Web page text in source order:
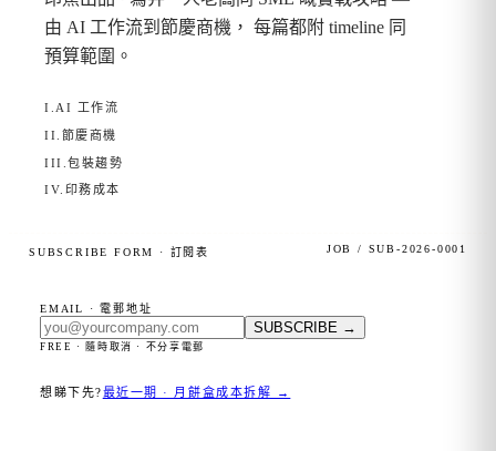
由 AI 工作流到節慶商機， 每篇都附 timeline 同
預算範圍。
I. AI 工作流
II. 節慶商機
III.包裝趨勢
IV. 印務成本
SUBSCRIBE FORM · 訂閱表 JOB / SUB-2026-0001
EMAIL · 電郵地址
SUBSCRIBE →
FREE · 隨時取消 · 不分享電郵
想睇下先?最近一期 · 月餅盒成本拆解 →